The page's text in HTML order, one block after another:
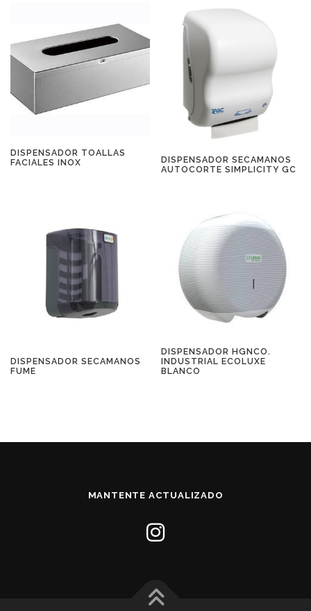
DISPENSADOR TOALLAS
FACIALES INOX
DISPENSADOR SECAMANOS
AUTOCORTE SIMPLICITY GC
DISPENSADOR SECAMANOS
FUME
DISPENSADOR HGNCO.
INDUSTRIAL ECOLUXE
BLANCO
MANTENTE ACTUALIZADO